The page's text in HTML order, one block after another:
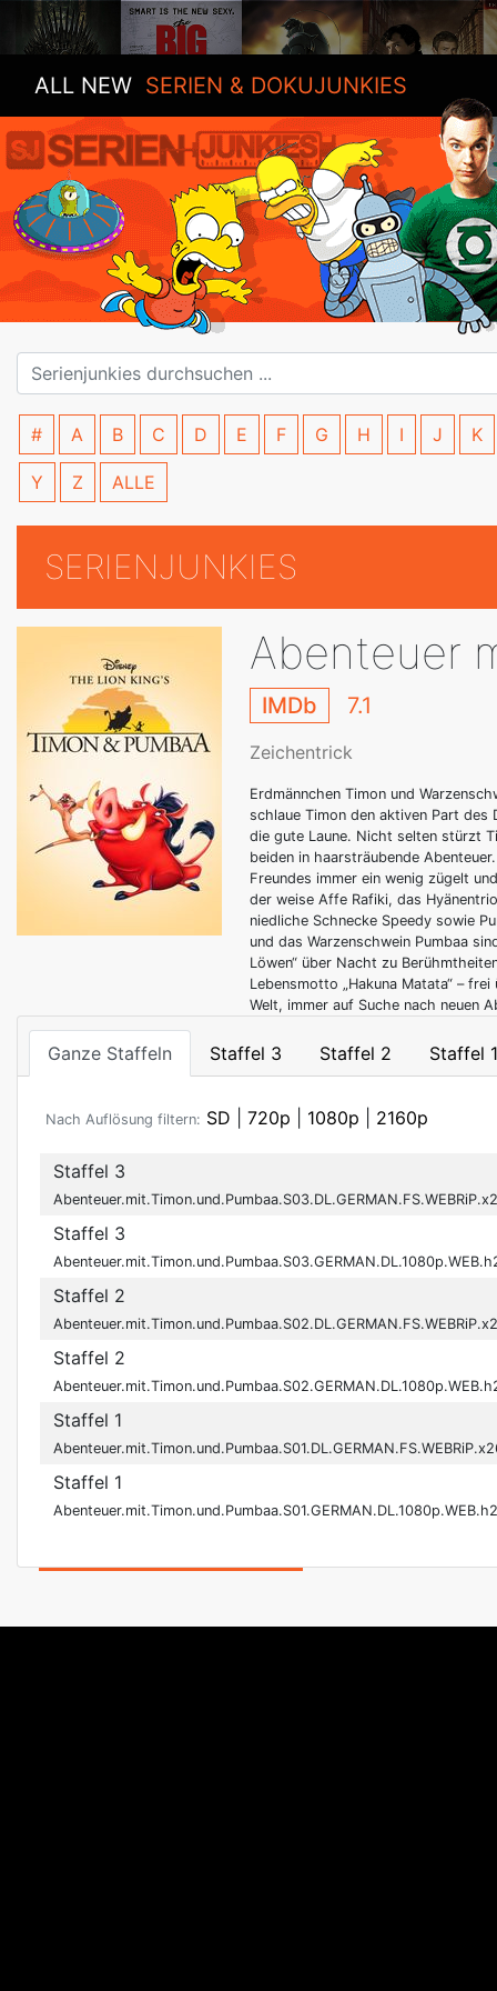
ALL NEW SERIEN & DOKUJUNKIES
# A B C D E F G H I J K
Y Z ALLE
SERIENJUNKIES
Abenteuer
IMDb 7.1
Zeichentrick
Erdmännchen Timon und
schlaue Timon den aktiven Part
die gute Laune. Nicht selten stürzt
beiden in haarsträubende
Freundes immer ein wenig zügelt
der weise Affe Rafiki, das
niedliche Schnecke Speedy sowie
und das Warzenschwein Pumbaa
Löwen“ über Nacht zu
Lebensmotto „Hakuna Matata“ –
Welt, immer auf Suche nach neuen
Ganze Staffeln Staffel 3 Staffel 2 Staffel 1
Nach Auflösung filtern: SD 720p 1080p 2160p
Staffel 3
Staffel 3
Staffel 2
Staffel 2
Staffel 1
Staffel 1